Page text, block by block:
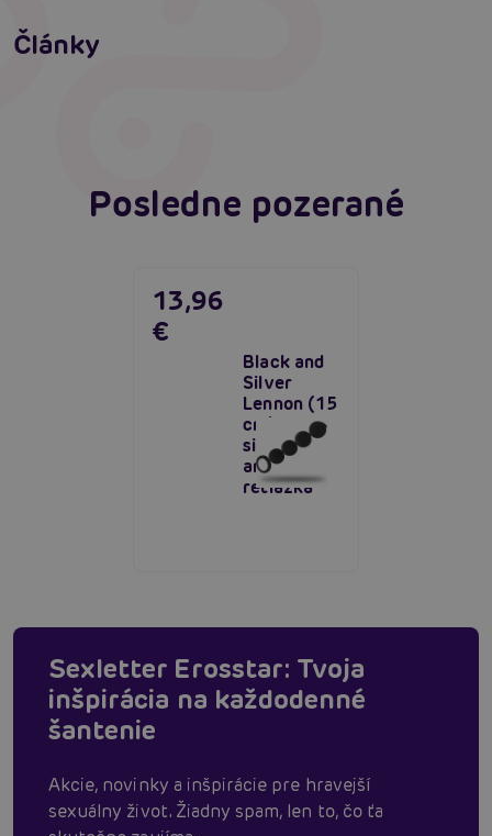
Články
Príprava na análny sex: Tipy krok za krokom
Čítať viacej
Erotická inteligencia: Príručka Sexiómov
Posledne pozerané
Black and
Silver
Lennon (15
cm),
silikónová
análna
retiazka
13,96
€
Sexletter Erosstar: Tvoja
inšpirácia na každodenné
šantenie
Akcie, novinky a inšpirácie pre hravejší
sexuálny život. Žiadny spam, len to, čo ťa